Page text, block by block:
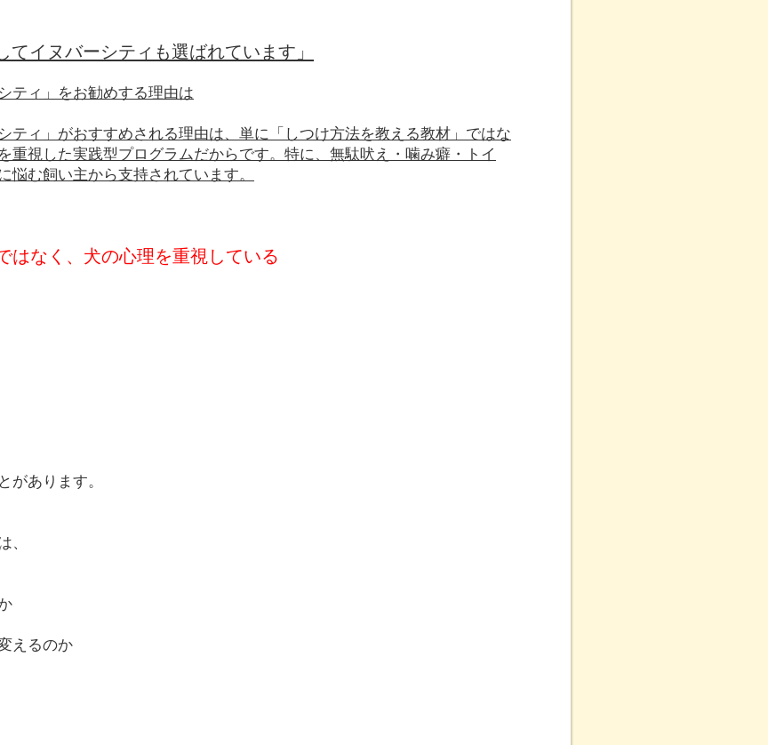
てイヌバーシティも選ばれています」
ティ」をお勧めする理由は
ティ」がおすすめされる理由は、単に「しつけ方法を教える教材」ではな
重視した実践型プログラムだからです。特に、無駄吠え・噛み癖・トイ
悩む飼い主から支持されています。
はなく、犬の心理を重視している
があります。
、
えるのか